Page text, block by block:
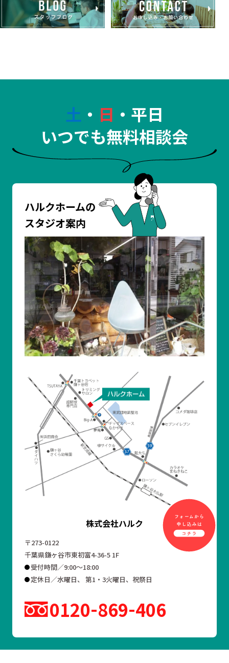
土 ・ 日 ・平日
いつでも無料相談会
ハルクホームの
スタジオ案内
株式会社ハルク
〒273-0122
千葉県鎌ヶ谷市東初富4-36-5 1F
受付時間／9:00～18:00
定休日／水曜日、 第1・3火曜日、祝祭日
0120 869 406